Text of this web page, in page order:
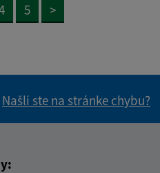
5 >
Našli ste na stránke chybu?